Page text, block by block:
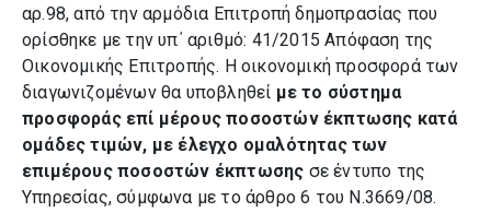
αρ.98, από την αρμόδια Επιτροπή δημοπρασίας που
ορίσθηκε με την υπ΄ αριθμό: 41/2015 Απόφαση της
Οικονομικής Επιτροπής. Η οικονομική προσφορά των
διαγωνιζομένων θα υποβληθεί με το σύστημα
προσφοράς επί μέρους ποσοστών έκπτωσης κατά
ομάδες τιμών, με έλεγχο ομαλότητας των
επιμέρους ποσοστών έκπτωσης σε έντυπο της
Υπηρεσίας, σύμφωνα με το άρθρο 6 του Ν.3669/08.